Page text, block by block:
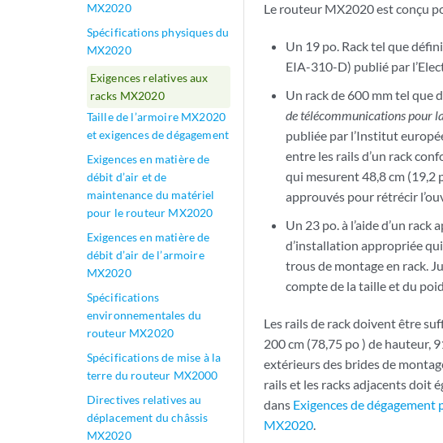
MX2020
Spécifications physiques du
MX2020
Exigences relatives aux
racks MX2020
Taille de l’armoire MX2020
et exigences de dégagement
Exigences en matière de
débit d’air et de
maintenance du matériel
pour le routeur MX2020
Exigences en matière de
débit d’air de l’armoire
MX2020
Spécifications
environnementales du
routeur MX2020
Spécifications de mise à la
terre du routeur MX2000
Directives relatives au
déplacement du châssis
MX2020
Le routeur MX2020 est conçu
Un 19 po. Rack tel que
EIA-310-D) publié par
Un rack de 600 mm tel que
de télécommunications pour
publiée par l’Institut
entre les rails d’un rack
qui mesurent 48,8 cm (19,2
approuvés pour rétrécir
Un 23 po. à l’aide d’un
d’installation appropriée
trous de montage en rack.
compte de la taille et du
Les rails de rack doivent être
200 cm (78,75 po ) de hauteur,
extérieurs des brides de
rails et les racks adjacents doit
dans Exigences de
MX2020.